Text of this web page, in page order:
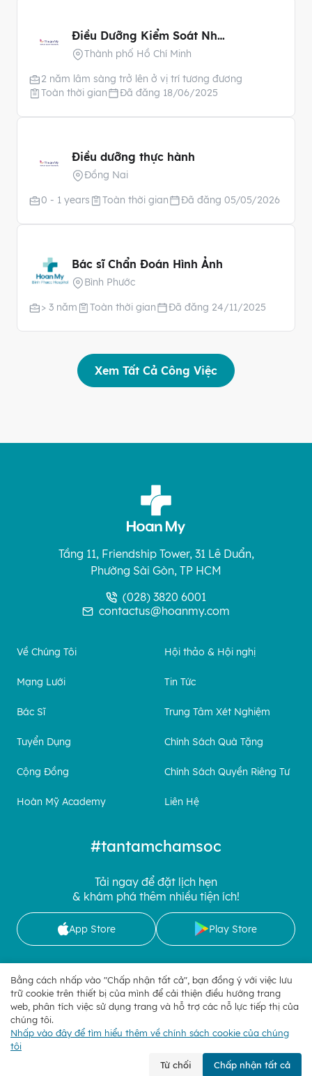
Điều Dưỡng Kiểm Soát Nhiễm Khuẩn
Thành phố Hồ Chí Minh
2 năm lâm sàng trở lên ở vị trí tương đương
Toàn thời gian
Đã đăng 18/06/2025
Điều dưỡng thực hành
Đồng Nai
0 - 1 years
Toàn thời gian Đã đăng 05/05/2026
Bác sĩ Chẩn Đoán Hình Ảnh
Bình Phước
> 3 năm
Toàn thời gian Đã đăng 24/11/2025
Xem Tất Cả Công Việc
Tầng 11, Friendship Tower, 31 Lê Duẩn,
Phường Sài Gòn, TP HCM
(028) 3820 6001
contactus@hoanmy.com
Về Chúng Tôi
Mạng Lưới
Bác Sĩ
Tuyển Dụng
Cộng Đồng
Hoàn Mỹ Academy
Hội thảo & Hội nghị
Tin Tức
Trung Tâm Xét Nghiệm
Chính Sách Quà Tặng
Chính Sách Quyền Riêng Tư
Liên Hệ
#tantamchamsoc
Tải ngay để đặt lịch hẹn
& khám phá thêm nhiều tiện ích!
App Store Play Store
Quản lý Cookies| Copyright 2025 © Hoan My Corporation
Kết nối với chúng tôi
Bằng cách nhấp vào "Chấp nhận tất cả", bạn đồng ý với việc lưu
trữ cookie trên thiết bị của mình để cải thiện điều hướng trang
web, phân tích việc sử dụng trang và hỗ trợ các nỗ lực tiếp thị của
chúng tôi.
Nhấp vào đây để tìm hiểu thêm về chính sách cookie của chúng
tôi
Từ chối
Chấp nhận tất cả